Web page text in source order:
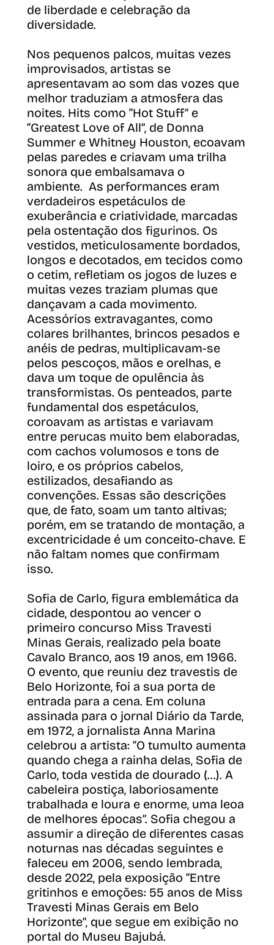
de liberdade e celebração da
diversidade.
Nos pequenos palcos, muitas vezes
improvisados, artistas se
apresentavam ao som das vozes que
melhor traduziam a atmosfera das
noites. Hits como “Hot Stuff” e
“Greatest Love of All”, de Donna
Summer e Whitney Houston, ecoavam
pelas paredes e criavam uma trilha
sonora que embalsamava o
ambiente. As performances eram
verdadeiros espetáculos de
exuberância e criatividade, marcadas
pela ostentação dos figurinos. Os
vestidos, meticulosamente bordados,
longos e decotados, em tecidos como
o cetim, refletiam os jogos de luzes e
muitas vezes traziam plumas que
dançavam a cada movimento.
Acessórios extravagantes, como
colares brilhantes, brincos pesados e
anéis de pedras, multiplicavam-se
pelos pescoços, mãos e orelhas, e
dava um toque de opulência às
transformistas. Os penteados, parte
fundamental dos espetáculos,
coroavam as artistas e variavam
entre perucas muito bem elaboradas,
com cachos volumosos e tons de
loiro, e os próprios cabelos,
estilizados, desafiando as
convenções. Essas são descrições
que, de fato, soam um tanto altivas;
porém, em se tratando de montação, a
excentricidade é um conceito-chave. E
não faltam nomes que confirmam
isso.
Sofia de Carlo, figura emblemática da
cidade, despontou ao vencer o
primeiro concurso Miss Travesti
Minas Gerais, realizado pela boate
Cavalo Branco, aos 19 anos, em 1966.
O evento, que reuniu dez travestis de
Belo Horizonte, foi a sua porta de
entrada para a cena. Em coluna
assinada para o jornal Diário da Tarde,
em 1972, a jornalista Anna Marina
celebrou a artista: “O tumulto aumenta
quando chega a rainha delas, Sofia de
Carlo, toda vestida de dourado (...). A
cabeleira postiça, laboriosamente
trabalhada e loura e enorme, uma leoa
de melhores épocas”. Sofia chegou a
assumir a direção de diferentes casas
noturnas nas décadas seguintes e
faleceu em 2006, sendo lembrada,
desde 2022, pela exposição “Entre
gritinhos e emoções: 55 anos de Miss
Travesti Minas Gerais em Belo
Horizonte”, que segue em exibição no
portal do Museu Bajubá.